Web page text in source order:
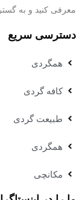
معرفی کنید و به
دسترسی سریع
همگردی
کافه گردی
طبیعت گردی
همگردی
مکانچی